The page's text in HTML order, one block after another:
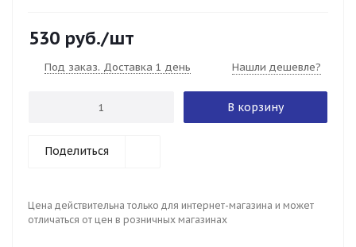
530 руб./шт
Под заказ. Доставка 1 день Нашли дешевле?
В корзину
Поделиться
Цена действительна только для интернет-магазина и может
отличаться от цен в розничных магазинах